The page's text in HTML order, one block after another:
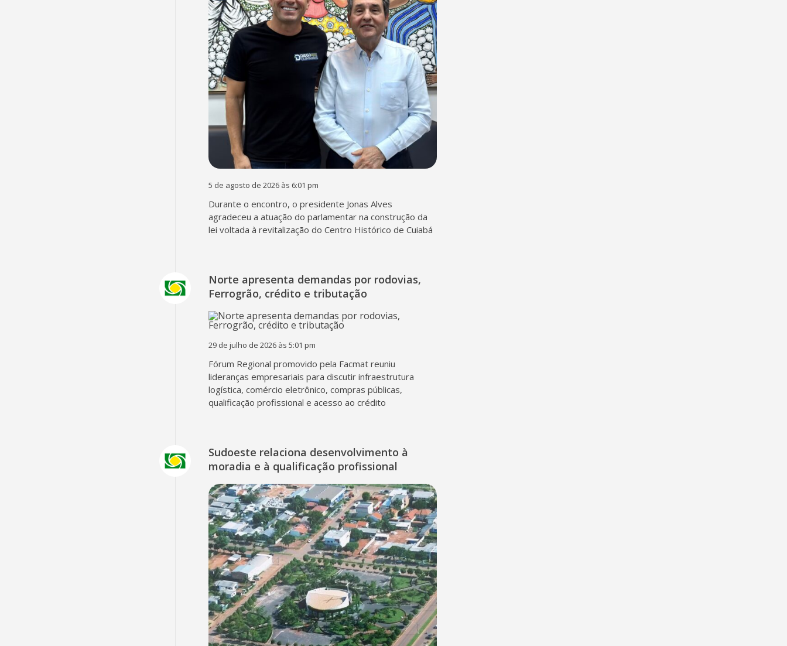
5 de agosto de 2026 às 6:01 pm
Durante o encontro, o presidente Jonas Alves
agradeceu a atuação do parlamentar na construção da
lei voltada à revitalização do Centro Histórico de Cuiabá
Norte apresenta demandas por rodovias,
Ferrogrão, crédito e tributação
29 de julho de 2026 às 5:01 pm
Fórum Regional promovido pela Facmat reuniu
lideranças empresariais para discutir infraestrutura
logística, comércio eletrônico, compras públicas,
qualificação profissional e acesso ao crédito
Sudoeste relaciona desenvolvimento à
moradia e à qualificação profissional